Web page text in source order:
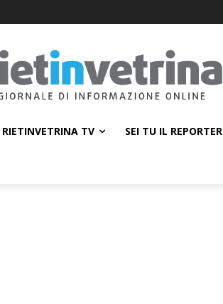
RIETINVETRINA TV SEI TU IL REPORTER